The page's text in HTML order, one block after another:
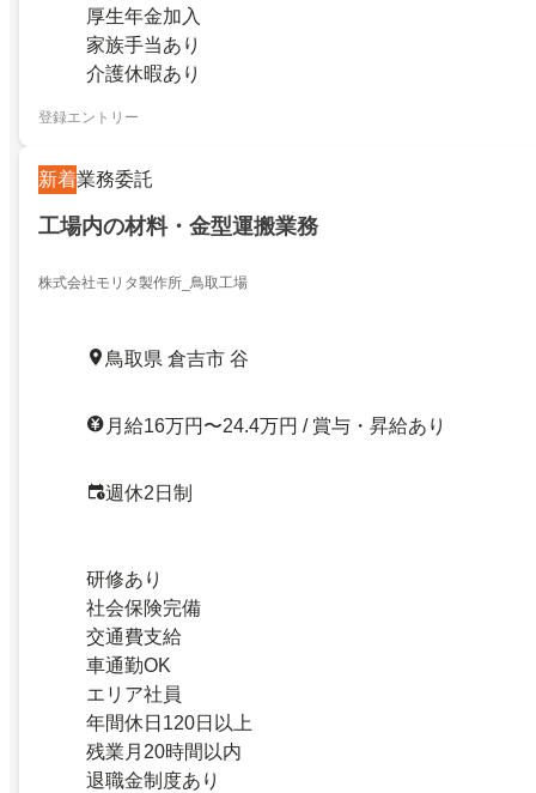
厚生年金加入
家族手当あり
介護休暇あり
登録エントリー
新着業務委託
工場内の材料・金型運搬業務
株式会社モリタ製作所_鳥取工場
鳥取県 倉吉市 谷
月給16万円〜24.4万円 / 賞与・昇給あり
週休2日制
研修あり
社会保険完備
交通費支給
車通勤OK
エリア社員
年間休日120日以上
残業月20時間以内
退職金制度あり